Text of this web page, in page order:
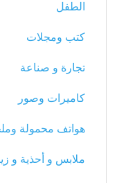
الطفل
كتب ومجلات
تجارة و صناعة
كاميرات وصور
هواتف محمولة
ملابس و أحذية و